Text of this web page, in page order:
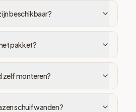
beschikbaar?
pakket?
zelf monteren?
schuifwanden?